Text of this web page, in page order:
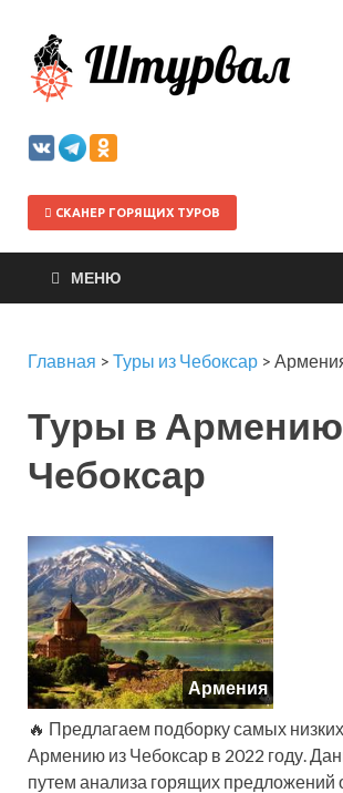
СКАНЕР ГОРЯЩИХ ТУРОВ
МЕНЮ
Главная > Туры из Чебоксар >
Туры в Армению
Чебоксар
Армения
🔥 Предлагаем подборку самых
Армению из Чебоксар в 2022 году.
путем анализа горящих предложений